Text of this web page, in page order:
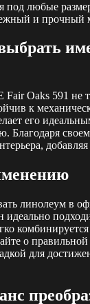
под любые
и прочный
Oaks 591 не
к
его
Благодаря
линолеум в
о правильной
для